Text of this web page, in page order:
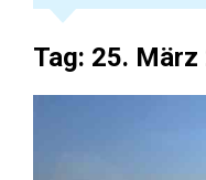
Tag: 25. März